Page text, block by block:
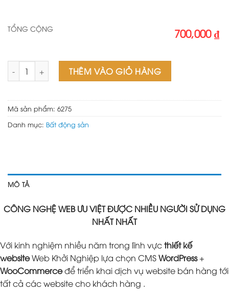
TỔNG CỘNG 700,000 ₫
Mẫu web Bất động sản 23 số lượng
THÊM VÀO GIỎ HÀNG
Mã sản phẩm: 6275
Danh mục: Bất động sản
MÔ TẢ
CÔNG NGHỆ WEB ƯU VIỆT ĐƯỢC NHIỀU NGƯỜI SỬ DỤNG
NHẤT NHẤT
Với kinh nghiệm nhiều năm trong lĩnh vựcthiết kế
websiteWeb Khởi Nghiệp lựa chọn CMSWordPress+
WooCommerceđể triển khai dịch vụ website bán hàng tới
tất cả các website cho khách hàng .